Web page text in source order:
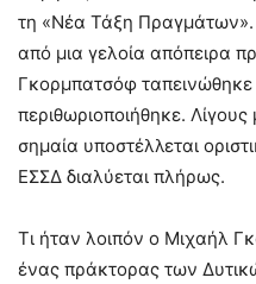
τη «Νέα Τάξη Πραγμάτων».
από μια γελοία απόπειρα
Γκορμπατσόφ ταπεινώθηκε
περιθωριοποιήθηκε.
σημαία υποστέλλεται
ΕΣΣΔ διαλύεται πλήρως.
Τι ήταν λοιπόν ο Μιχαήλ
ένας πράκτορας των